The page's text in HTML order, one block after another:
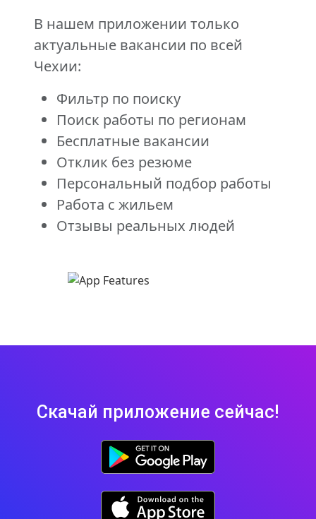
В нашем приложении только
актуальные вакансии по всей
Чехии:
Фильтр по поиску
Поиск работы по регионам
Бесплатные вакансии
Отклик без резюме
Персональный подбор работы
Работа с жильем
Отзывы реальных людей
Скачай приложение сейчас!